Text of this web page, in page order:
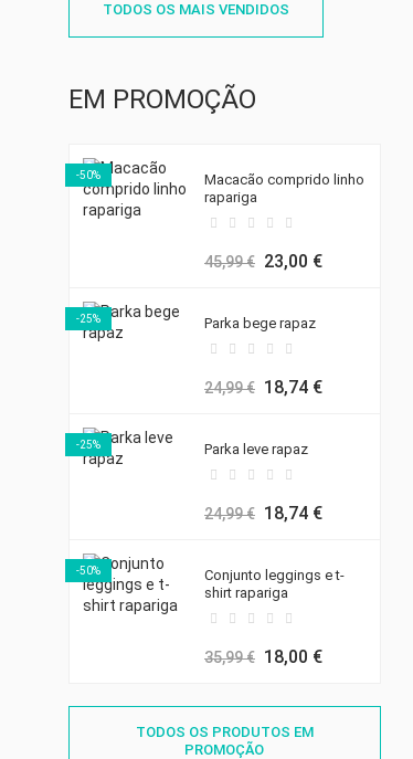
TODOS OS MAIS VENDIDOS
EM PROMOÇÃO
-50%
Macacão comprido linho
rapariga
45,99 € 23,00 €
-25% Parka bege rapaz
24,99 € 18,74 €
-25% Parka leve rapaz
24,99 € 18,74 €
-50%
Conjunto leggings e t-
shirt rapariga
35,99 € 18,00 €
TODOS OS PRODUTOS EM
PROMOÇÃO